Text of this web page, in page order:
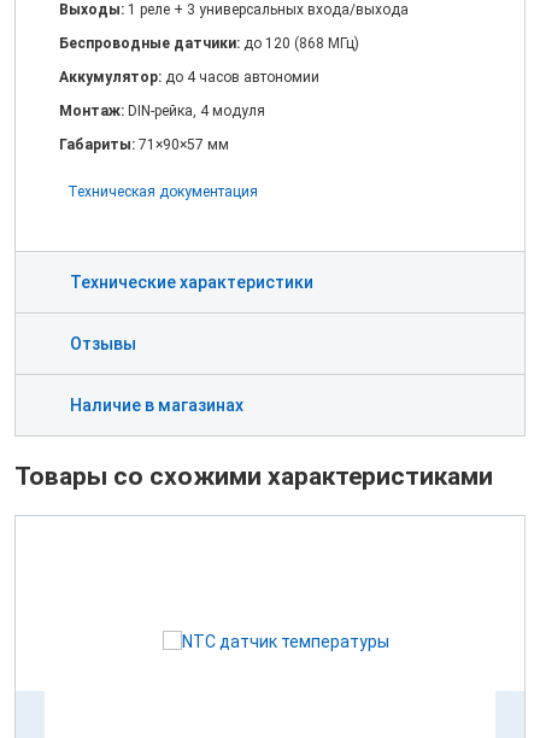
Выходы: 1 реле + 3 универсальных входа/выхода
Беспроводные датчики: до 120 (868 МГц)
Аккумулятор: до 4 часов автономии
Монтаж: DIN-рейка, 4 модуля
Габариты: 71×90×57 мм
Техническая документация
Технические характеристики
Отзывы
Наличие в магазинах
Товары со схожими характеристиками